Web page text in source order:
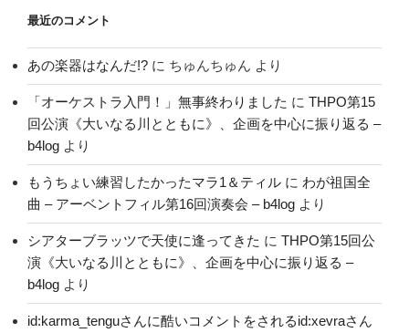
最近のコメント
あの楽器はなんだ!? に ちゅんちゅん より
「オーケストラ入門！」無事終わりました に THPO第15
回公演《大いなる川とともに》、企画を中心に振り返る –
b4log より
もうちょい練習したかったマラ1＆ティル に わが祖国全
曲 – アーベントフィル第16回演奏会 – b4log より
シアターブラッツで天使に逢ってきた に THPO第15回公
演《大いなる川とともに》、企画を中心に振り返る –
b4log より
id:karma_tenguさんに酷いコメントをされるid:xevraさん